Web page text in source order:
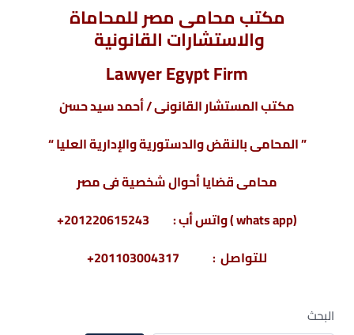
مكتب محامى مصر للمحاماة
والاستشارات القانونية
Lawyer Egypt Firm
مكتب المستشار القانونى / أحمد سيد حسن
” المحامى بالنقض والدستورية والإدارية العليا “
محامى قضايا أحوال شخصية فى مصر
(whats app ) واتس أب : 201220615243+
للتواصل : 201103004317+
البحث